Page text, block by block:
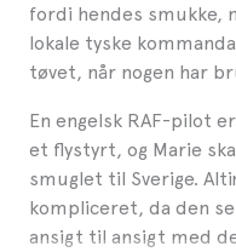
fordi hendes smukke,
lokale tyske
tøvet, når nogen har
En engelsk RAF-pilot
et flystyrt, og Marie
smuglet til Sverige.
kompliceret, da den
ansigt til ansigt med